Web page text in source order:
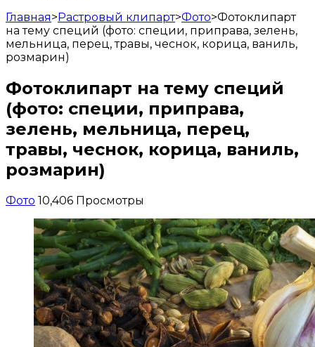
Главная>Растровый клипарт>Фото>Фотоклипарт
на тему специй (фото: специи, приправа, зелень,
мельница, перец, травы, чеснок, корица, ваниль,
розмарин)
Фотоклипарт на тему специй
(фото: специи, приправа,
зелень, мельница, перец,
травы, чеснок, корица, ваниль,
розмарин)
Фото 10,406 Просмотры